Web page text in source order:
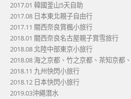
2017.01 韓國釜山5天自助
2017.08 日本東北親子自由行
2017.11 關西奈良賞楓小旅行
2018.01 關西奈良名古屋親子賞雪旅行
2018.08 北陸中部東京小旅行
2018.08 海之京都、竹之京都、茶知京都
2018.11 九州快閃小旅行
2018.12 日本快閃小旅行
2019.03沖繩潛水